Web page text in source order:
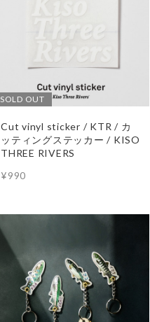
SOLD OUT
Cut vinyl sticker / KTR / カ
ッティングステッカー / KISO
THREE RIVERS
¥990